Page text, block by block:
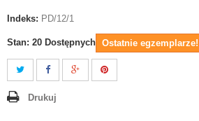
Indeks: PD/12/1
Stan: 20 Dostępnych Ostatnie egzemplarze!
Drukuj